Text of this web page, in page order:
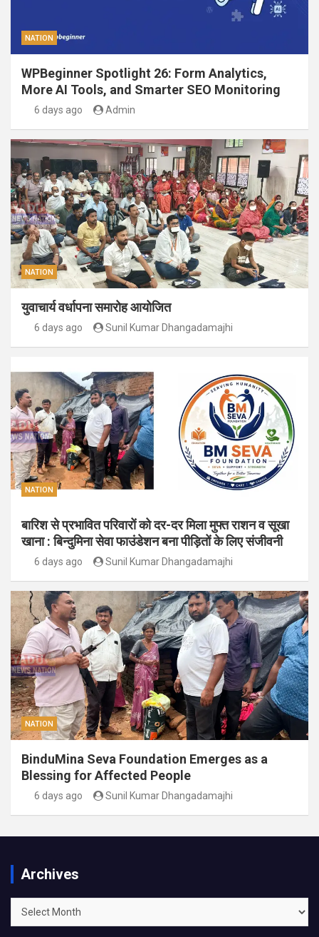
NATION
WPBeginner Spotlight 26: Form Analytics,
More AI Tools, and Smarter SEO Monitoring
6 days ago Admin
NATION
युवाचार्य वर्धापना समारोह आयोजित
6 days ago Sunil Kumar Dhangadamajhi
NATION
बारिश से प्रभावित परिवारों को दर-दर मिला मुफ्त राशन व सूखा
खाना : बिन्दुमिना सेवा फाउंडेशन बना पीड़ितों के लिए संजीवनी
6 days ago Sunil Kumar Dhangadamajhi
NATION
BinduMina Seva Foundation Emerges as a
Blessing for Affected People
6 days ago Sunil Kumar Dhangadamajhi
Archives
Archives